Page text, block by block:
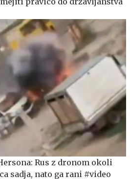
Rus z dronom okoli
sadja, nato ga rani #video